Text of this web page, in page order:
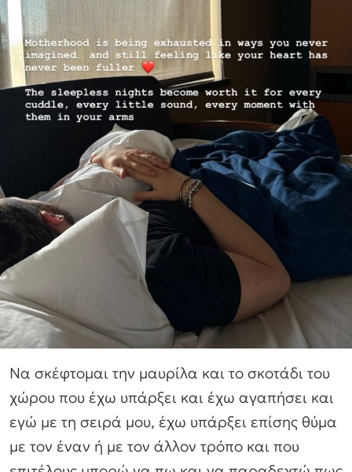
Να σκέφτομαι την μαυρίλα και το σκοτάδι του
χώρου που έχω υπάρξει και έχω αγαπήσει και
εγώ με τη σειρά μου, έχω υπάρξει επίσης θύμα
με τον έναν ή με τον άλλον τρόπο και που